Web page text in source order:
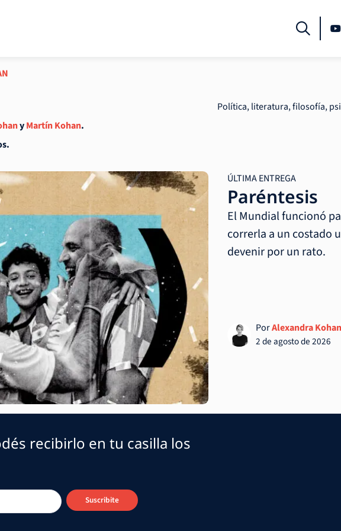
yMartín Kohan.
Política, literatura, filosofía,
ÚLTIMA ENTREGA
Paréntesis
El Mundial funcionó
correrla a un costado
devenir por un rato.
PorAlexandra Kohan
2 de agosto de 2026
recibirlo en tu casilla los
Suscribite